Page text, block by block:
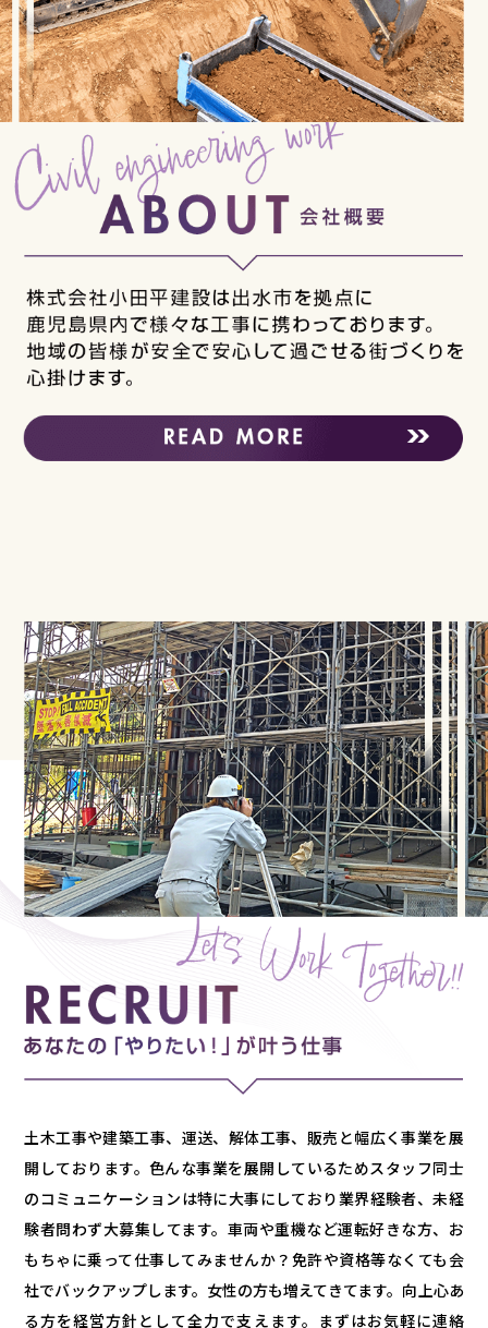
土木工事や建築工事、運送、解体工事、販売と幅広く事業を展
開しております。色んな事業を展開しているためスタッフ同士
のコミュニケーションは特に大事にしており業界経験者、未経
験者問わず大募集してます。車両や重機など運転好きな方、お
もちゃに乗って仕事してみませんか？免許や資格等なくても会
社でバックアップします。女性の方も増えてきてます。向上心あ
る方を経営方針として全力で支えます。まずはお気軽に連絡